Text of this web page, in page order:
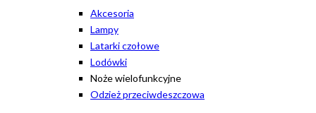
Akcesoria
Lampy
Latarki czołowe
Lodówki
Noże wielofunkcyjne
Odzież przeciwdeszczowa